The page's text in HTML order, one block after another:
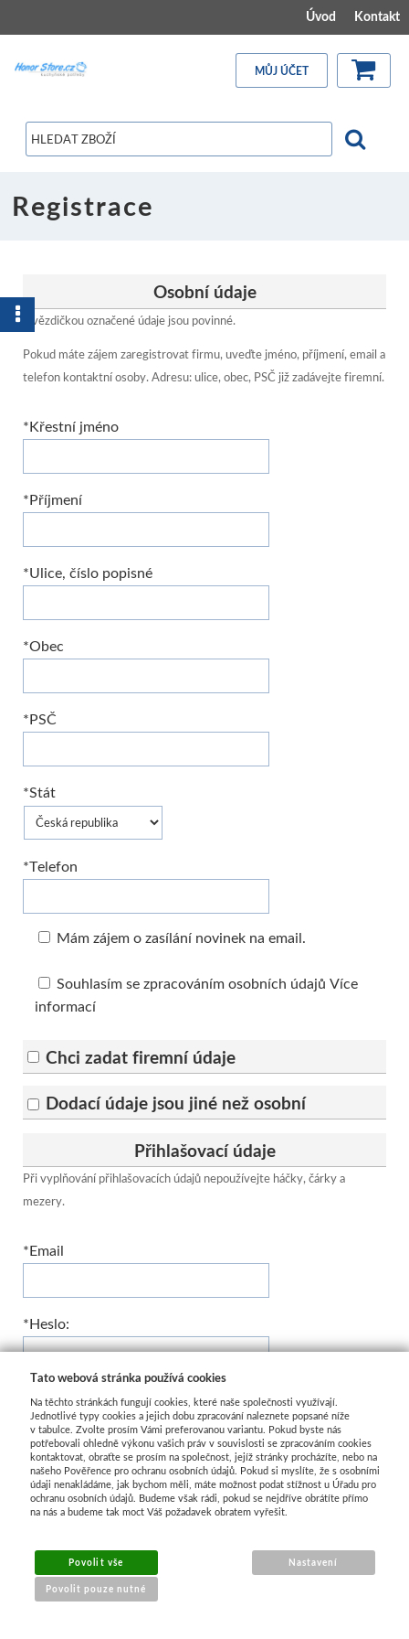
Úvod Kontakt
MŮJ ÚČET
Registrace
Osobní údaje
Hvězdičkou označené údaje jsou povinné.
Pokud máte zájem zaregistrovat firmu, uveďte jméno, příjmení, email a
telefon kontaktní osoby. Adresu: ulice, obec, PSČ již zadávejte firemní.
*Křestní jméno
*Příjmení
*Ulice, číslo popisné
*Obec
*PSČ
*Stát
*Telefon
Mám zájem o zasílání novinek na email.
Souhlasím se zpracováním osobních údajů Více
informací
Chci zadat firemní údaje
Dodací údaje jsou jiné než osobní
Přihlašovací údaje
Při vyplňování přihlašovacích údajů nepoužívejte háčky, čárky a
mezery.
*Email
*Heslo:
*Znovu heslo:
REGISTROVAT
Tato webová stránka používá cookies
Na těchto stránkách fungují cookies, které naše společnosti využívají.
Jednotlivé typy cookies a jejich dobu zpracování naleznete popsané níže
v tabulce. Zvolte prosím Vámi preferovanou variantu. Pokud byste nás
potřebovali ohledně výkonu vašich práv v souvislosti se zpracováním cookies
kontaktovat, obraťte se prosím na společnost, jejíž stránky procházíte, nebo na
našeho Pověřence pro ochranu osobních údajů. Pokud si myslíte, že s osobními
údaji nenakládáme, jak bychom měli, máte možnost podat stížnost u Úřadu pro
ochranu osobních údajů. Budeme však rádi, pokud se nejdříve obrátíte přímo
na nás a budeme tak moct Váš požadavek obratem vyřešit.
Povolit vše
Povolit pouze nutné
Nastavení